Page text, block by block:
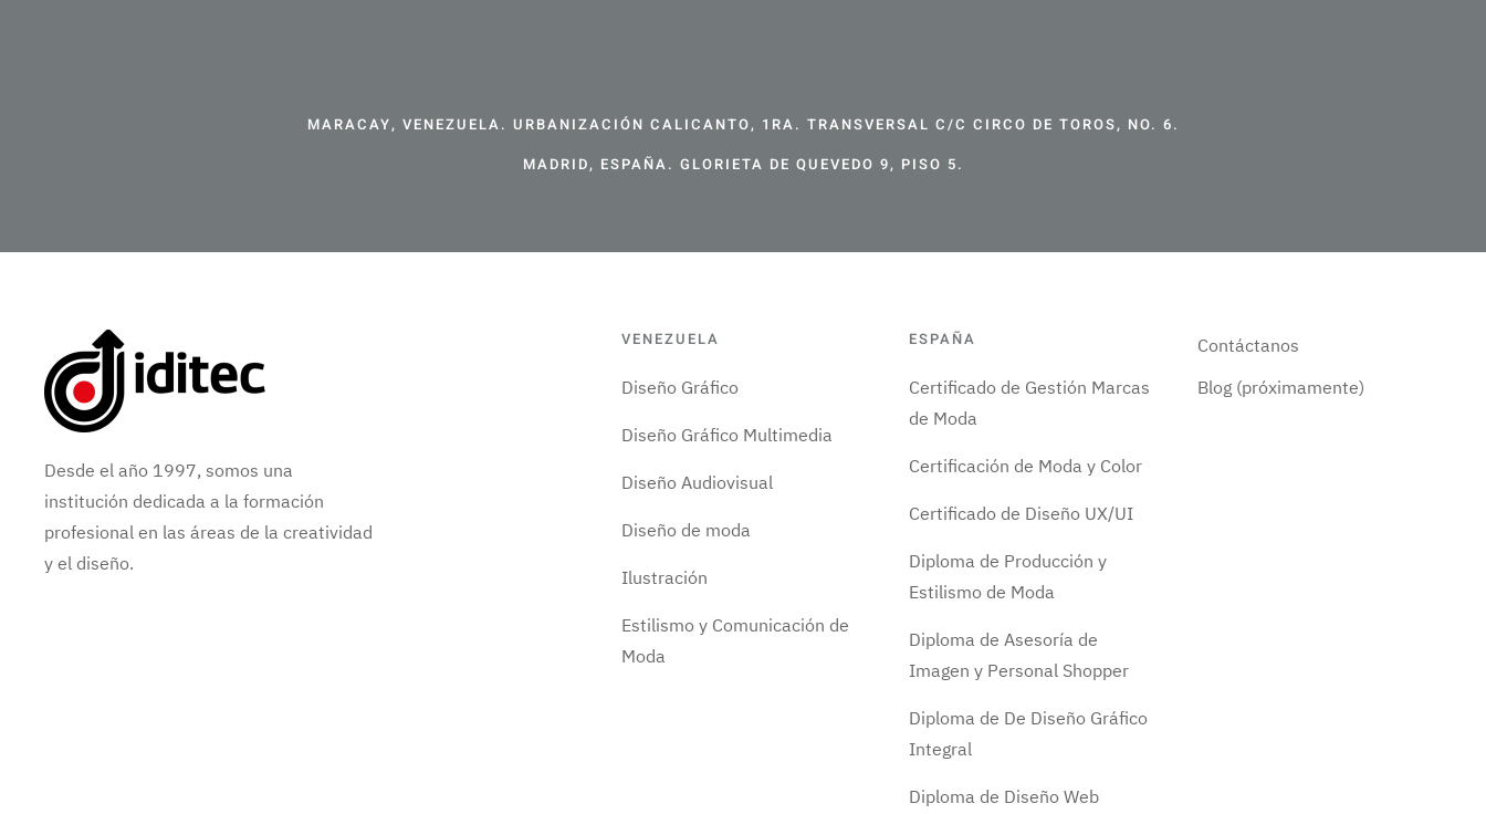
MARACAY, VENEZUELA. URBANIZACIÓN CALICANTO, 1RA. TRANSVERSAL C/C CIRCO DE TOROS, NO. 6.
MADRID, ESPAÑA. GLORIETA DE QUEVEDO 9, PISO 5.
Desde el año 1997, somos una
institución dedicada a la formación
profesional en las áreas de la creatividad
y el diseño.
VENEZUELA
Diseño Gráfico
Diseño Gráfico Multimedia
Diseño Audiovisual
Diseño de moda
Ilustración
Estilismo y Comunicación de
Moda
ESPAÑA
Certificado de Gestión Marcas
de Moda
Certificación de Moda y Color
Certificado de Diseño UX/UI
Diploma de Producción y
Estilismo de Moda
Diploma de Asesoría de
Imagen y Personal Shopper
Diploma de De Diseño Gráfico
Integral
Diploma de Diseño Web
Contáctanos
Blog (próximamente)